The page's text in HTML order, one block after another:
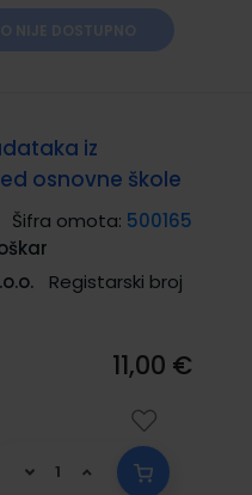
iz
osnovne škole
Šifra omota: 500165
Registarski broj
11,00 €